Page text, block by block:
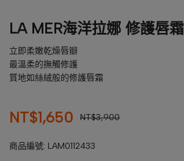
LA MER海洋拉娜 修護唇
立即柔嫩乾燥唇瓣
最溫柔的撫觸修護
質地如絲絨般的修護唇霜
NT$1,650 NT$3,900
商品編號: LAM0112433